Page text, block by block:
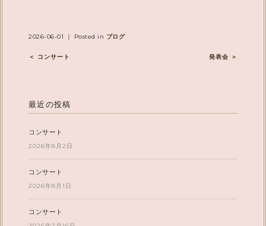
2026-06-01 ｜ Posted in ブログ
＜ コンサート 発表会 ＞
最近の投稿
コンサート
2026年8月2日
コンサート
2026年8月1日
コンサート